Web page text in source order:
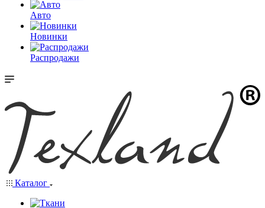
Авто
Новинки
Распродажи
Каталог